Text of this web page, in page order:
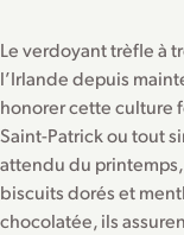
Le verdoyant trèfle à
l’Irlande depuis
honorer cette culture
Saint-Patrick ou tout
attendu du
biscuits dorés et
chocolatée, ils